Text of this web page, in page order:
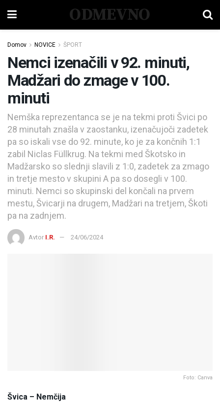
ODMEVNO
Domov NOVICE ŠPORT
Nemci izenačili v 92. minuti,
Madžari do zmage v 100.
minuti
Nemška reprezentanca se je na tekmi proti Švici po
28 minutah znašla v zaostanku, izenačujoči zadetek
pa so iskali vse do 92. minute, ko je za končnih 1:1
zabil Niclas Füllkrug. Na tekmi med Škotsko in
Madžarsko so slednji slavili z 1:0, zadetek za zmago
in tretje mesto v skupini A pa so dosegli v 100.
minuti. Nemci so skupinski del končali na prvem
mestu, Švicarji na drugem, Madžari na tretjem, Škoti
pa na zadnjem.
Avtor I.R. 24/06/2024
Foto: Canva
Švica – Nemčija